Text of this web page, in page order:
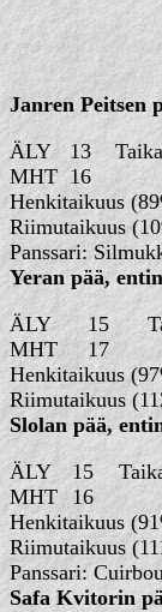
Janren Peitsen
ÄLY
MHT
13
16
Henkitaikuus
Riimutaikuus
Panssari:
Yeran pää,
ÄLY
MHT
15
17
Henkitaikuus
Riimutaikuus
Slolan pää,
ÄLY
MHT
15
16
Henkitaikuus
Riimutaikuus
Panssari:
Safa Kvitorin